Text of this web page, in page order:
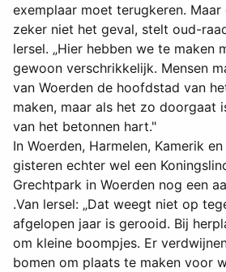
exemplaar moet terugkeren.
zeker niet het geval, stelt oud-
lersel. „Hier hebben we te maken
gewoon verschrikkelijk. Mensen
van Woerden de hoofdstad van
maken, maar als het zo doorgaat
van het betonnen hart."
In Woerden, Harmelen, Kamerik
gisteren echter wel een
Grechtpark in Woerden nog een
.Van lersel: „Dat weegt niet op
afgelopen jaar is gerooid. Bij
om kleine boompjes. Er
bomen om plaats te maken voor